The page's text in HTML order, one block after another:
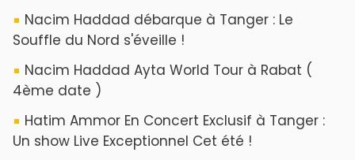
Nacim Haddad débarque à Tanger : Le
Souffle du Nord s'éveille !
Nacim Haddad Ayta World Tour à Rabat (
4ème date )
Hatim Ammor En Concert Exclusif à Tanger :
Un show Live Exceptionnel Cet été !